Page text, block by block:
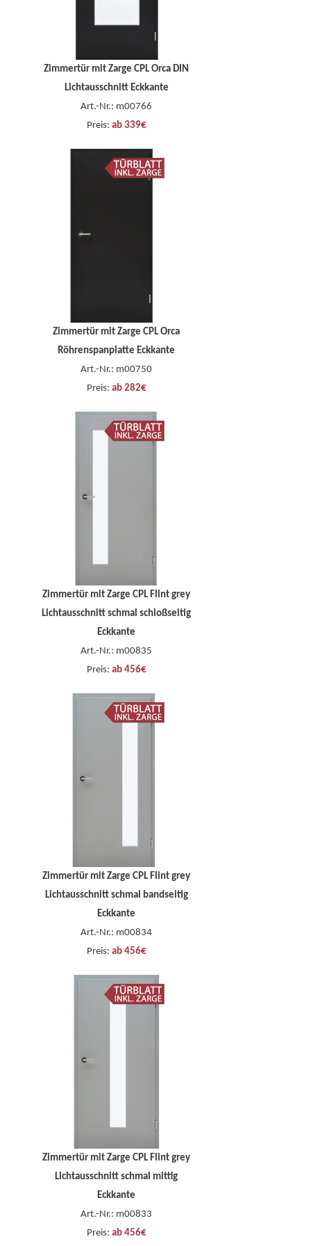
Zimmertür mit Zarge CPL Orca DIN
Lichtausschnitt Eckkante
Art.-Nr.: m00766
Preis: ab 339€
Zimmertür mit Zarge CPL Orca
Röhrenspanplatte Eckkante
Art.-Nr.: m00750
Preis: ab 282€
Zimmertür mit Zarge CPL Flint grey
Lichtausschnitt schmal schloßseitig
Eckkante
Art.-Nr.: m00835
Preis: ab 456€
Zimmertür mit Zarge CPL Flint grey
Lichtausschnitt schmal bandseitig
Eckkante
Art.-Nr.: m00834
Preis: ab 456€
Zimmertür mit Zarge CPL Flint grey
Lichtausschnitt schmal mittig
Eckkante
Art.-Nr.: m00833
Preis: ab 456€